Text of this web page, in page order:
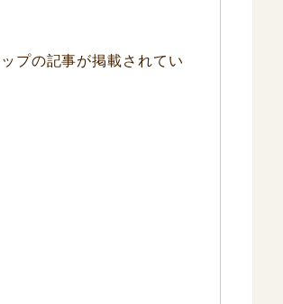
プの記事が掲載されてい